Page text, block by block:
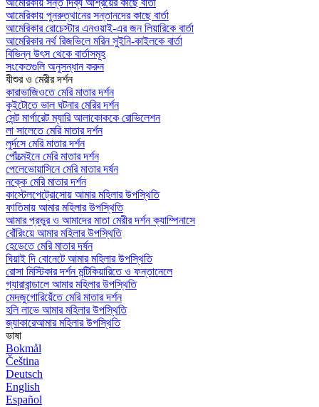
আমেরিকায় পুনরুত্থানের সন্তানদের কাছে বার্তা
আমেরিকার রোচেস্টার এনওয়াই-এর জন লিয়ারিকে বার্তা
আমেরিকার নর্থ রিজভিলে মরিন সুইনি-কাইলকে বার্তা
বিভিন্ন উৎস থেকে বার্তাসমূহ
সংকেতগুলি অনুসন্ধান করুন
যীশুর ও মেরীর দর্শন
কারাভাজিওতে মেরি মাতার দর্শন
কুইটোতে ভাল ঘটনার মেরির দর্শন
সেন্ট মার্গারেট ম্যারি আলাকোককে রোভিলেশন
লা সালেতে মেরি মাতার দর্শন
লুর্দসে মেরি মাতার দর্শন
পোঁত্মেইনে মেরি মাতার দর্শন
পেলেভোয়াসিনে মেরি মাতার দর্ষন
নক্কে মেরি মাতার দর্শন
কাস্টেলপেট্রোসোয় আমার মহিলার উপস্থিতি
ফাতিমায় আমার মহিলার উপস্থিতি
আমার প্রভুর ও আমাদের মাতা মেরীর দর্শন ক্যাম্পিনাসে
বোঁরিংয়ে আমার মহিলার উপস্থিতি
হেডেতে মেরি মাতার দর্ষন
ঘিয়াই দি বোনেটে আমার মহিলার উপস্থিতি
রোসা মিস্টিকার দর্শন মন্টিকিয়ারিতে ও ফন্তানেলে
গ্যারাবান্ডালে আমার মহিলার উপস্থিতি
মেদজুগোরিয়েঁতে মেরি মাতার দর্শন
হলি লাভে আমার মহিলার উপস্থিতি
জ্যাকারেআমার মহিলার উপস্থিতি
ভাষা
Bokmål
Čeština
Deutsch
English
Español